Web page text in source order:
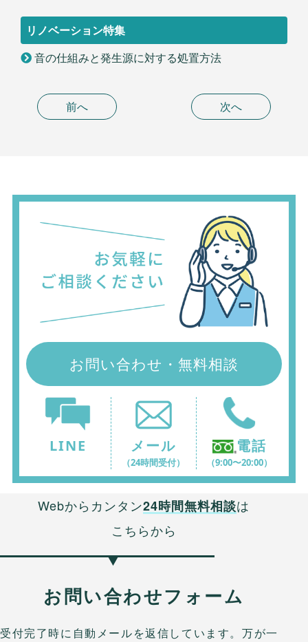
リノベーション特集
音の仕組みと発生源に対する処置方法
前へ 次へ
お問い合わせ・無料相談
LINE メール
（24時間受付）
電話
（9:00〜20:00）
Webからカンタン24時間無料相談は
こちらから
お問い合わせフォーム
受付完了時に自動メールを返信しています。万が一